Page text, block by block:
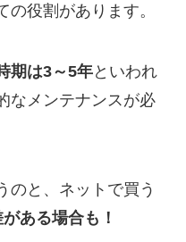
役割があります。
期は3～5年といわれ
なメンテナンスが必
のと、ネットで買う
ある場合も！